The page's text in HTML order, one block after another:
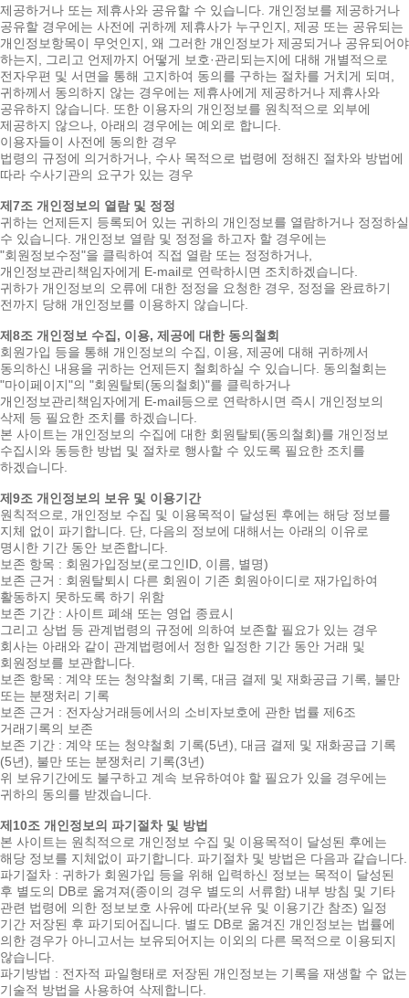
제공하거나 또는 제휴사와 공유할 수 있습니다. 개인정보를 제공하거나
공유할 경우에는 사전에 귀하께 제휴사가 누구인지, 제공 또는 공유되는
개인정보항목이 무엇인지, 왜 그러한 개인정보가 제공되거나 공유되어야
하는지, 그리고 언제까지 어떻게 보호·관리되는지에 대해 개별적으로
전자우편 및 서면을 통해 고지하여 동의를 구하는 절차를 거치게 되며,
귀하께서 동의하지 않는 경우에는 제휴사에게 제공하거나 제휴사와
공유하지 않습니다. 또한 이용자의 개인정보를 원칙적으로 외부에
제공하지 않으나, 아래의 경우에는 예외로 합니다.
이용자들이 사전에 동의한 경우
법령의 규정에 의거하거나, 수사 목적으로 법령에 정해진 절차와 방법에
따라 수사기관의 요구가 있는 경우
제7조 개인정보의 열람 및 정정
귀하는 언제든지 등록되어 있는 귀하의 개인정보를 열람하거나 정정하실
수 있습니다. 개인정보 열람 및 정정을 하고자 할 경우에는
"회원정보수정"을 클릭하여 직접 열람 또는 정정하거나,
개인정보관리책임자에게 E-mail로 연락하시면 조치하겠습니다.
귀하가 개인정보의 오류에 대한 정정을 요청한 경우, 정정을 완료하기
전까지 당해 개인정보를 이용하지 않습니다.
제8조 개인정보 수집, 이용, 제공에 대한 동의철회
회원가입 등을 통해 개인정보의 수집, 이용, 제공에 대해 귀하께서
동의하신 내용을 귀하는 언제든지 철회하실 수 있습니다. 동의철회는
"마이페이지"의 "회원탈퇴(동의철회)"를 클릭하거나
개인정보관리책임자에게 E-mail등으로 연락하시면 즉시 개인정보의
삭제 등 필요한 조치를 하겠습니다.
본 사이트는 개인정보의 수집에 대한 회원탈퇴(동의철회)를 개인정보
수집시와 동등한 방법 및 절차로 행사할 수 있도록 필요한 조치를
하겠습니다.
제9조 개인정보의 보유 및 이용기간
원칙적으로, 개인정보 수집 및 이용목적이 달성된 후에는 해당 정보를
지체 없이 파기합니다. 단, 다음의 정보에 대해서는 아래의 이유로
명시한 기간 동안 보존합니다.
보존 항목 : 회원가입정보(로그인ID, 이름, 별명)
보존 근거 : 회원탈퇴시 다른 회원이 기존 회원아이디로 재가입하여
활동하지 못하도록 하기 위함
보존 기간 : 사이트 폐쇄 또는 영업 종료시
그리고 상법 등 관계법령의 규정에 의하여 보존할 필요가 있는 경우
회사는 아래와 같이 관계법령에서 정한 일정한 기간 동안 거래 및
회원정보를 보관합니다.
보존 항목 : 계약 또는 청약철회 기록, 대금 결제 및 재화공급 기록, 불만
또는 분쟁처리 기록
보존 근거 : 전자상거래등에서의 소비자보호에 관한 법률 제6조
거래기록의 보존
보존 기간 : 계약 또는 청약철회 기록(5년), 대금 결제 및 재화공급 기록
(5년), 불만 또는 분쟁처리 기록(3년)
위 보유기간에도 불구하고 계속 보유하여야 할 필요가 있을 경우에는
귀하의 동의를 받겠습니다.
제10조 개인정보의 파기절차 및 방법
본 사이트는 원칙적으로 개인정보 수집 및 이용목적이 달성된 후에는
해당 정보를 지체없이 파기합니다. 파기절차 및 방법은 다음과 같습니다.
파기절차 : 귀하가 회원가입 등을 위해 입력하신 정보는 목적이 달성된
후 별도의 DB로 옮겨져(종이의 경우 별도의 서류함) 내부 방침 및 기타
관련 법령에 의한 정보보호 사유에 따라(보유 및 이용기간 참조) 일정
기간 저장된 후 파기되어집니다. 별도 DB로 옮겨진 개인정보는 법률에
의한 경우가 아니고서는 보유되어지는 이외의 다른 목적으로 이용되지
않습니다.
파기방법 : 전자적 파일형태로 저장된 개인정보는 기록을 재생할 수 없는
기술적 방법을 사용하여 삭제합니다.